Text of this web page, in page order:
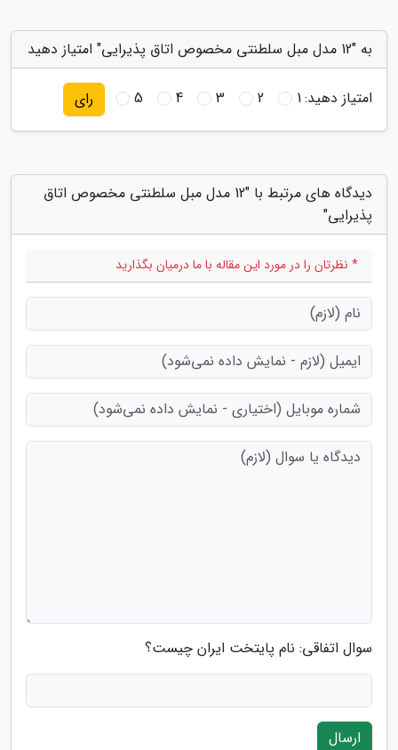
به "12 مدل مبل سلطنتی مخصوص اتاق پذیرایی" امتیاز دهید
امتیاز دهید:1
2
3
4
5 رای
دیدگاه های مرتبط با "12 مدل مبل سلطنتی مخصوص اتاق
پذیرایی"
* نظرتان را در مورد این مقاله با ما درمیان بگذارید
سوال اتفاقی: نام پایتخت ایران چیست؟
ارسال